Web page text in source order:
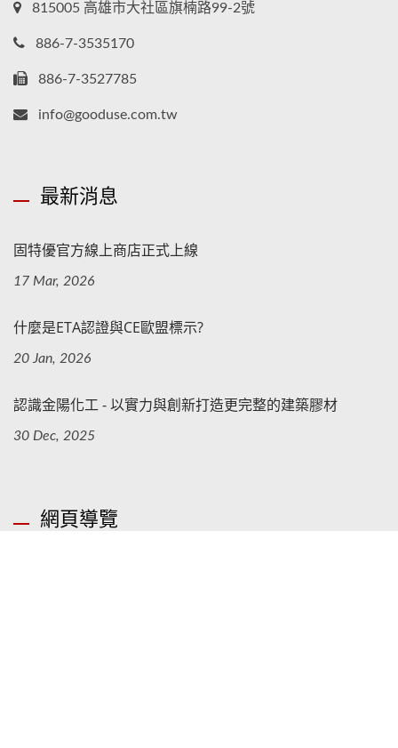
815005 高雄市大社區旗楠路99-2號
886-7-3535170
886-7-3527785
info@gooduse.com.tw
最新消息
固特優官方線上商店正式上線
17 Mar, 2026
什麼是ETA認證與CE歐盟標示?
20 Jan, 2026
認識金陽化工 - 以實力與創新打造更完整的建築膠材
30 Dec, 2025
網頁導覽